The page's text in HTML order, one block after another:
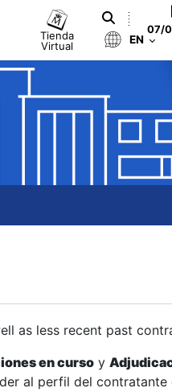
Tienda
Virtual
07/
EN
as less recent past
en curso y
al perfil del contratante